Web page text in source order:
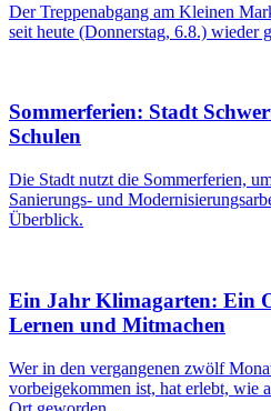
Der Treppenabgang am Kleinen
seit heute (Donnerstag, 6.8.) wieder
Sommerferien: Stadt
Schulen
Die Stadt nutzt die Sommerferien,
Sanierungs- und
Überblick.
Ein Jahr Klimagarten: Ein
Lernen und Mitmachen
Wer in den vergangenen zwölf
vorbeigekommen ist, hat erlebt, wie